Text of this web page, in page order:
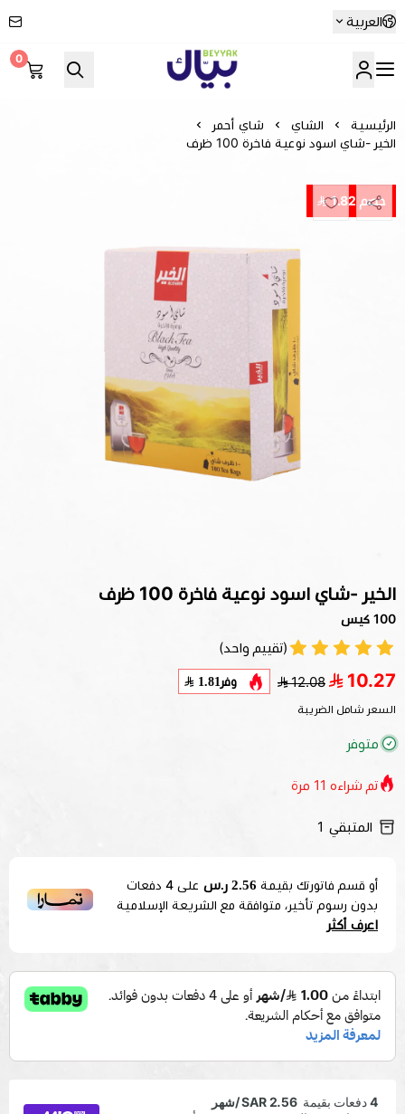
العربية
Beyyak
0
الرئيسية الشاي
شاي أحمر
الخير -شاي اسود نوعية فاخرة 100 ظرف
خصم 1.82
الخير -شاي اسود نوعية فاخرة 100 ظرف
100 كيس
(تقييم واحد)
10.27
12.08 وفر 1.81
السعر شامل الضريبة
متوفر
تم شراءه 11 مرة
المتبقي 1
أو قسم فاتورتك بقيمة 2.56 ر.س على 4 دفعات
بدون رسوم تأخير، متوافقة مع الشريعة الإسلامية
اعرف أكثر